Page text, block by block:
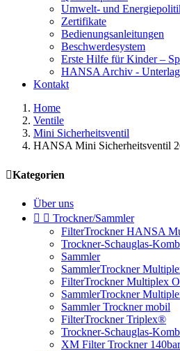
Umwelt- und
Zertifikate
Bedienungsanleitungen
Beschwerdesystem
Erste Hilfe für Kinder –
HANSA Archiv -
Kontakt
Home
Ventile
Mini Sicherheitsventil
HANSA Mini Sicherheitsventil
Kategorien
Über uns
  Trockner/Sammler
FilterTrockner HANSA
Trockner-Schauglas-
Sammler
SammlerTrockner
FilterTrockner Multiplex
SammlerTrockner
Sammler Trockner mobil
FilterTrockner Triplex®
Trockner-Schauglas-
XM Filter Trockner 140bar